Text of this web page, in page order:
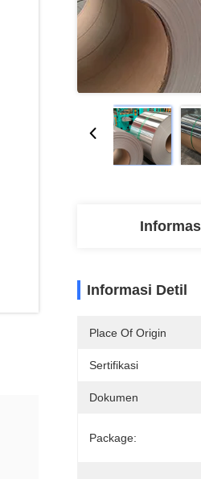
Informasi Detil
Place Of Origin
Sertifikasi
Dokumen
Package: